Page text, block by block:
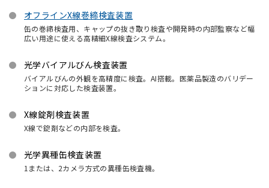
オフラインX線巻締検査装置
缶の巻締検査用、キャップの抜き取り検査や開発時の内部監察など幅
広い用途に使える高精細X線検査システム。
光学バイアルびん検査装置
バイアルびんの外観を高精度に検査。AI搭載。医薬品製造のバリデー
ションに対応した検査装置。
X線錠剤検査装置
X線で錠剤などの内部を検査。
光学異種缶検査装置
1または、2カメラ方式の異種缶検査機。